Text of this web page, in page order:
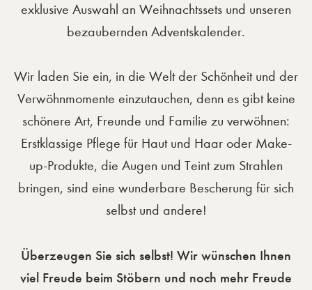
exklusive Auswahl an Weihnachtssets und unseren
bezaubernden Adventskalender.
Wir laden Sie ein, in die Welt der Schönheit und der
Verwöhnmomente einzutauchen, denn es gibt keine
schönere Art, Freunde und Familie zu verwöhnen:
Erstklassige Pflege für Haut und Haar oder Make-
up-Produkte, die Augen und Teint zum Strahlen
bringen, sind eine wunderbare Bescherung für sich
selbst und andere!
Überzeugen Sie sich selbst! Wir wünschen Ihnen
viel Freude beim Stöbern und noch mehr Freude